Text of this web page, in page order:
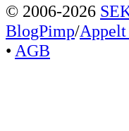
© 2006-2026
BlogPimp/
• AGB